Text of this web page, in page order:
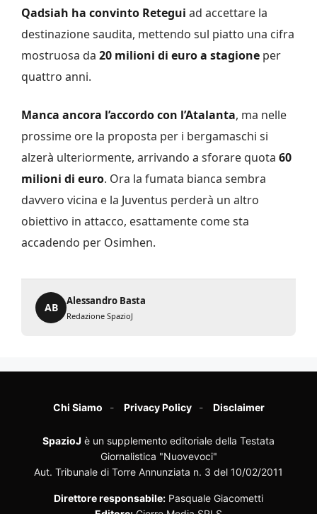
Qadsiah ha convinto Retegui ad accettare la
destinazione saudita, mettendo sul piatto una cifra
mostruosa da 20 milioni di euro a stagione per
quattro anni.
Manca ancora l’accordo con l’Atalanta, ma nelle
prossime ore la proposta per i bergamaschi si
alzerà ulteriormente, arrivando a sforare quota 60
milioni di euro. Ora la fumata bianca sembra
davvero vicina e la Juventus perderà un altro
obiettivo in attacco, esattamente come sta
accadendo per Osimhen.
AB
Alessandro Basta
Redazione SpazioJ
Chi Siamo Privacy Policy Disclaimer
SpazioJ è un supplemento editoriale della Testata
Giornalistica "Nuovevoci"
Aut. Tribunale di Torre Annunziata n. 3 del 10/02/2011
Direttore responsabile: Pasquale Giacometti